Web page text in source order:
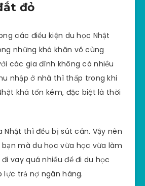
đỏ
các điều kiện du học Nhật
những khó khăn vô cùng
các gia đình không có nhiều
nhập ở nhà thì thấp trong khi
khá tốn kém, đặc biệt là thời
Nhật thì đều bị sút cân. Vậy nên
bạn mà du học vừa học vừa làm
vay quá nhiều để đi du học
lực trả nợ ngân hàng.